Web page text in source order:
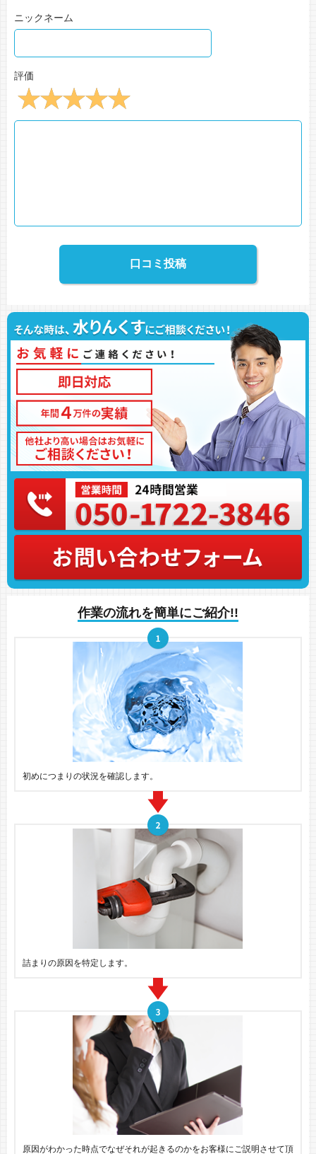
ニックネーム
評価
作業の流れを簡単にご紹介!!
初めにつまりの状況を確認します。
詰まりの原因を特定します。
原因がわかった時点でなぜそれが起きるのかをお客様にご説明させて頂